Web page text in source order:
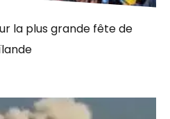
la plus grande fête de